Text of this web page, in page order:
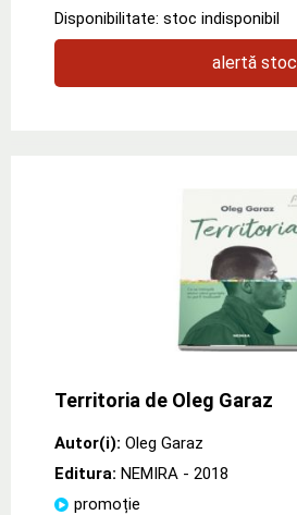
Disponibilitate: stoc indisponibil
alertă stoc
Territoria de Oleg Garaz
Autor(i): Oleg Garaz
Editura: NEMIRA - 2018
promoție